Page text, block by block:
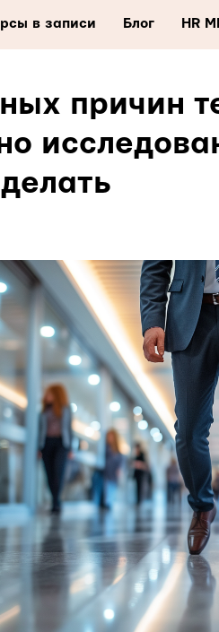
в записи Блог HR
причин